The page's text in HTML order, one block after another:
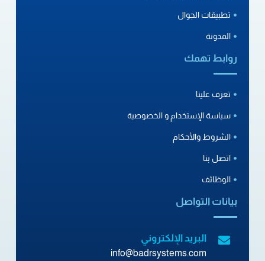
تطبيقات الجوال
المدونة
روابط تهمك
تعرف علينا
سياسة الإستخدام و الخصوصية
الشروط والأحكام
اتصل بنا
الوظائف
بيانات التواصل
البريد الإلكتروني
info@badrsystems.com